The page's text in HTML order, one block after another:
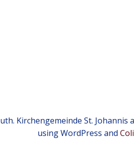
Kirchengemeinde St. Johannis
using WordPress and